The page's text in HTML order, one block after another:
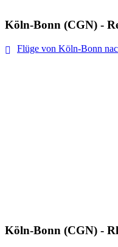
Köln-Bonn (CGN) -
Flüge von Köln-Bonn
Köln-Bonn (CGN) -